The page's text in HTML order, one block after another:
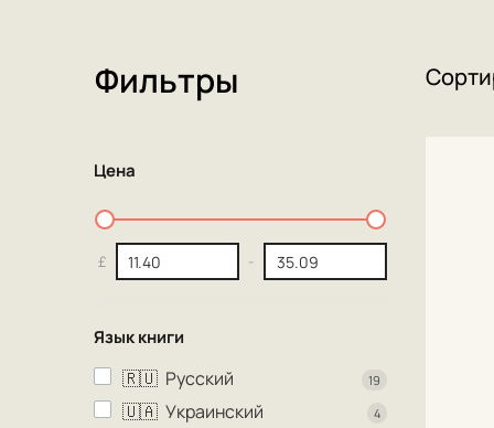
Фильтры
Цена
£ -
Язык книги
🇷🇺 Русский 19
🇺🇦 Украинский 4